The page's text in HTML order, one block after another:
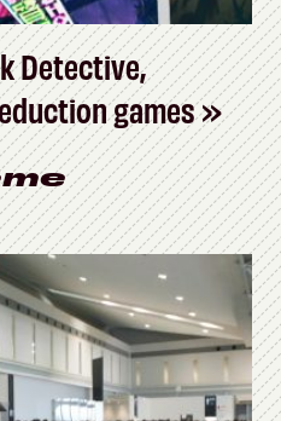
Detective,
games »